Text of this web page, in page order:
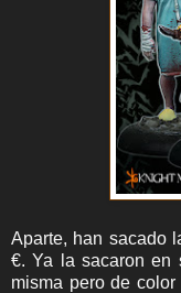
Aparte, han sacado
€. Ya la sacaron en
misma pero de